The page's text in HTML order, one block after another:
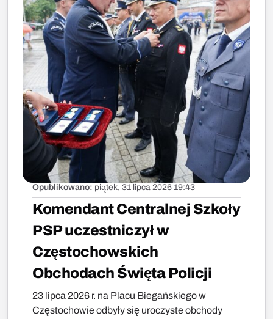
Opublikowano: piątek, 31 lipca 2026 19:43
Komendant Centralnej Szkoły
PSP uczestniczył w
Częstochowskich
Obchodach Święta Policji
23 lipca 2026 r. na Placu Biegańskiego w
Częstochowie odbyły się uroczyste obchody